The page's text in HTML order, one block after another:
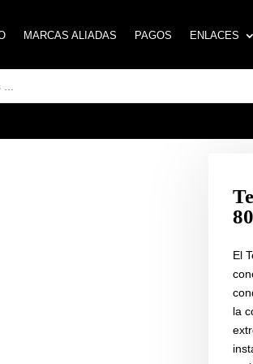
MARCAS ALIADAS PAGOS ENLACES
MARCAS ALIADAS PAGOS ENLACES
El
la